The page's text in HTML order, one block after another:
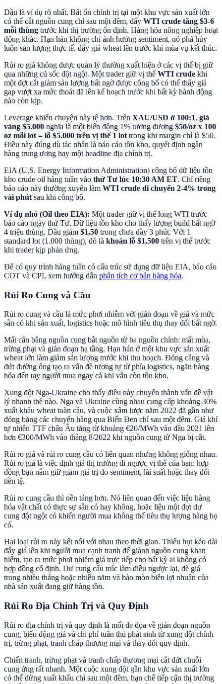
Dầu là ví dụ rõ nhất. Bất ổn chính trị tại một khu vực sản xuất lớn
có thể cắt nguồn cung chỉ sau một đêm, đẩy WTI crude tăng $3-6
mỗi thùng trước khi thị trường ổn định. Hàng hóa nông nghiệp hoạt
động khác. Hạn hán không chỉ ảnh hưởng sentiment, nó phá hủy
luôn sản lượng thực tế, đẩy giá wheat lên trước khi mùa vụ kết thúc.
Rủi ro giá không được quản lý thường xuất hiện ở các vị thế bị giữ
qua những cú sốc đột ngột. Một trader giữ vị thế WTI crude khi
một đợt cắt giảm sản lượng bất ngờ được công bố có thể thấy giá
gap vượt xa mức thoát đã lên kế hoạch trước khi bất kỳ hành động
nào còn kịp.
Leverage khiến chuyện này tệ hơn. Trên XAU/USD ở 100:1, giá
vàng $5.000 nghĩa là một biến động 1% tương đương $50/oz x 100
oz mỗi lot = lỗ $5.000 trên vị thế 1 lot trong khi margin chỉ là $50.
Điều này đúng dù tác nhân là báo cáo tồn kho, quyết định ngân
hàng trung ương hay một headline địa chính trị.
EIA (U.S. Energy Information Administration) công bố dữ liệu tồn
kho crude oil hàng tuần vào thứ Tư lúc 10:30 AM ET. Chỉ riêng
báo cáo này thường xuyên làm WTI crude di chuyển 2-4% trong
vài phút sau khi công bố.
Ví dụ nhỏ (Oil theo EIA): Một trader giữ vị thế long WTI trước
báo cáo ngày thứ Tư. Dữ liệu tồn kho cho thấy lượng build bất ngờ
4 triệu thùng. Dầu giảm $1,50 trong chưa đầy 3 phút. Với 1
standard lot (1.000 thùng), đó là khoản lỗ $1.500 trên vị thế trước
khi trader kịp phản ứng.
Để có quy trình hàng tuần có cấu trúc sử dụng dữ liệu EIA, báo cáo
COT và CPI, xem hướng dẫn phân tích cơ bản hàng hóa.
Rủi Ro Cung và Cầu
Rủi ro cung và cầu là mức phơi nhiễm với gián đoạn về giá và mức
sẵn có khi sản xuất, logistics hoặc mô hình tiêu thụ thay đổi bất ngờ.
Mất cân bằng nguồn cung bắt nguồn từ ba nguồn chính: mất mùa,
trừng phạt và gián đoạn hạ tầng. Hạn hán ở một khu vực sản xuất
wheat lớn làm giảm sản lượng trước khi thu hoạch. Đóng cảng và
đứt đường ống tạo ra vấn đề tương tự từ phía logistics, ngăn hàng
hóa đến tay người mua ngay cả khi vẫn còn tồn kho.
Xung đột Nga-Ukraine cho thấy điều này chuyển thành vấn đề vật
lý nhanh thế nào. Nga và Ukraine cùng nhau cung cấp khoảng 30%
xuất khẩu wheat toàn cầu, và cuộc xâm lược năm 2022 đã gần như
đóng băng các chuyến hàng qua Biển Đen chỉ sau một đêm. Giá khí
tự nhiên TTF châu Âu tăng từ khoảng €20/MWh vào đầu 2021 lên
hơn €300/MWh vào tháng 8/2022 khi nguồn cung từ Nga bị cắt.
Rủi ro giá và rủi ro cung cầu có liên quan nhưng không giống nhau.
Rủi ro giá là việc định giá thị trường đi ngược vị thế của bạn: hợp
đồng bạn nắm giữ giảm giá trị do sentiment, lãi suất hoặc thay đổi
tiền tệ.
Rủi ro cung cầu thì nền tảng hơn. Nó liên quan đến việc liệu hàng
hóa vật chất có thực sự sẵn có hay không, hoặc liệu một đợt dư
cung đột ngột có khiến người mua không thể tiêu thụ lượng hàng họ
có.
Hai loại rủi ro này kết nối với nhau theo thời gian. Thiếu hụt kéo dài
đẩy giá lên khi người mua cạnh tranh để giành nguồn cung khan
hiếm, tạo ra mức phơi nhiễm giá trực tiếp cho bất kỳ ai không có
hợp đồng cố định. Dư cung cấu trúc làm điều ngược lại, đè giá
trong nhiều tháng hoặc nhiều năm và bào mòn biên lợi nhuận của
nhà sản xuất đang giữ hàng tồn.
Rủi Ro Địa Chính Trị và Quy Định
Rủi ro địa chính trị và quy định là mối đe dọa về gián đoạn nguồn
cung, biến động giá và chi phí tuân thủ phát sinh từ xung đột chính
trị, trừng phạt, tranh chấp thương mại và thay đổi quy định.
Chiến tranh, trừng phạt và tranh chấp thương mại cắt đứt chuỗi
cung ứng rất nhanh. Một cuộc xung đột gần khu vực sản xuất lớn
có thể dừng xuất khẩu chỉ sau một đêm, hạn chế tiếp cận thị trường